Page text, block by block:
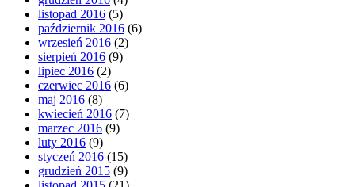
listopad 2016 (5)
październik 2016 (6)
wrzesień 2016 (2)
sierpień 2016 (9)
lipiec 2016 (2)
czerwiec 2016 (6)
maj 2016 (8)
kwiecień 2016 (7)
marzec 2016 (9)
luty 2016 (9)
styczeń 2016 (15)
grudzień 2015 (9)